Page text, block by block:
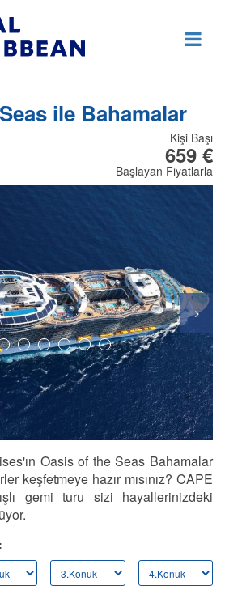
444 80 92
ile Bahamalar
Kişi Başı
659 €
Başlayan Fiyatlarla
Oasis of the Seas Bahamalar
keşfetmeye hazır mısınız? CAPE
gemi turu sizi hayallerinizdeki